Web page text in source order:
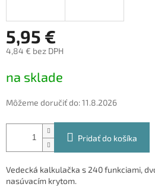
5,95 €
4,84 € bez DPH
cena:
na sklade
Môžeme doručiť do:11.8.2026
Pridať do košíka
Vedecká kalkulačka s 240 funkciami,
nasúvacím krytom.